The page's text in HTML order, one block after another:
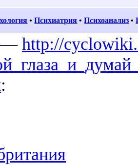
•Психиатрия •Психоанализ •
— http://
: